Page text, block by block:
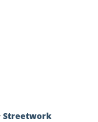
Streetwork